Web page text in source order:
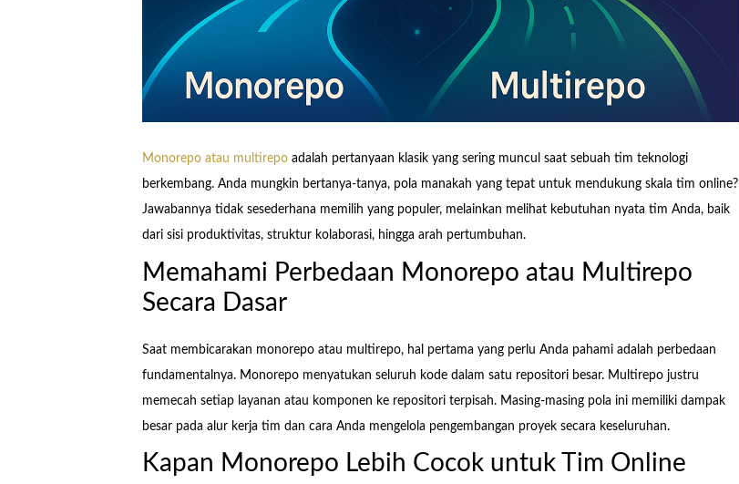
Monorepo atau multirepoadalah pertanyaan klasik yang sering muncul saat sebuah tim teknologi
berkembang. Anda mungkin bertanya-tanya, pola manakah yang tepat untuk mendukung skala tim online?
Jawabannya tidak sesederhana memilih yang populer, melainkan melihat kebutuhan nyata tim Anda, baik
dari sisi produktivitas, struktur kolaborasi, hingga arah pertumbuhan.
Memahami Perbedaan Monorepo atau Multirepo
Secara Dasar
Saat membicarakan monorepo atau multirepo, hal pertama yang perlu Anda pahami adalah perbedaan
fundamentalnya. Monorepo menyatukan seluruh kode dalam satu repositori besar. Multirepo justru
memecah setiap layanan atau komponen ke repositori terpisah. Masing-masing pola ini memiliki dampak
besar pada alur kerja tim dan cara Anda mengelola pengembangan proyek secara keseluruhan.
Kapan Monorepo Lebih Cocok untuk Tim Online